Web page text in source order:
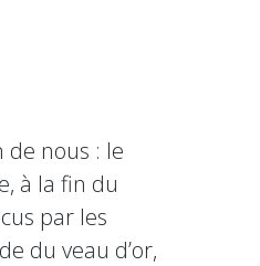
de nous : le
à la fin du
par les
du veau d’or,